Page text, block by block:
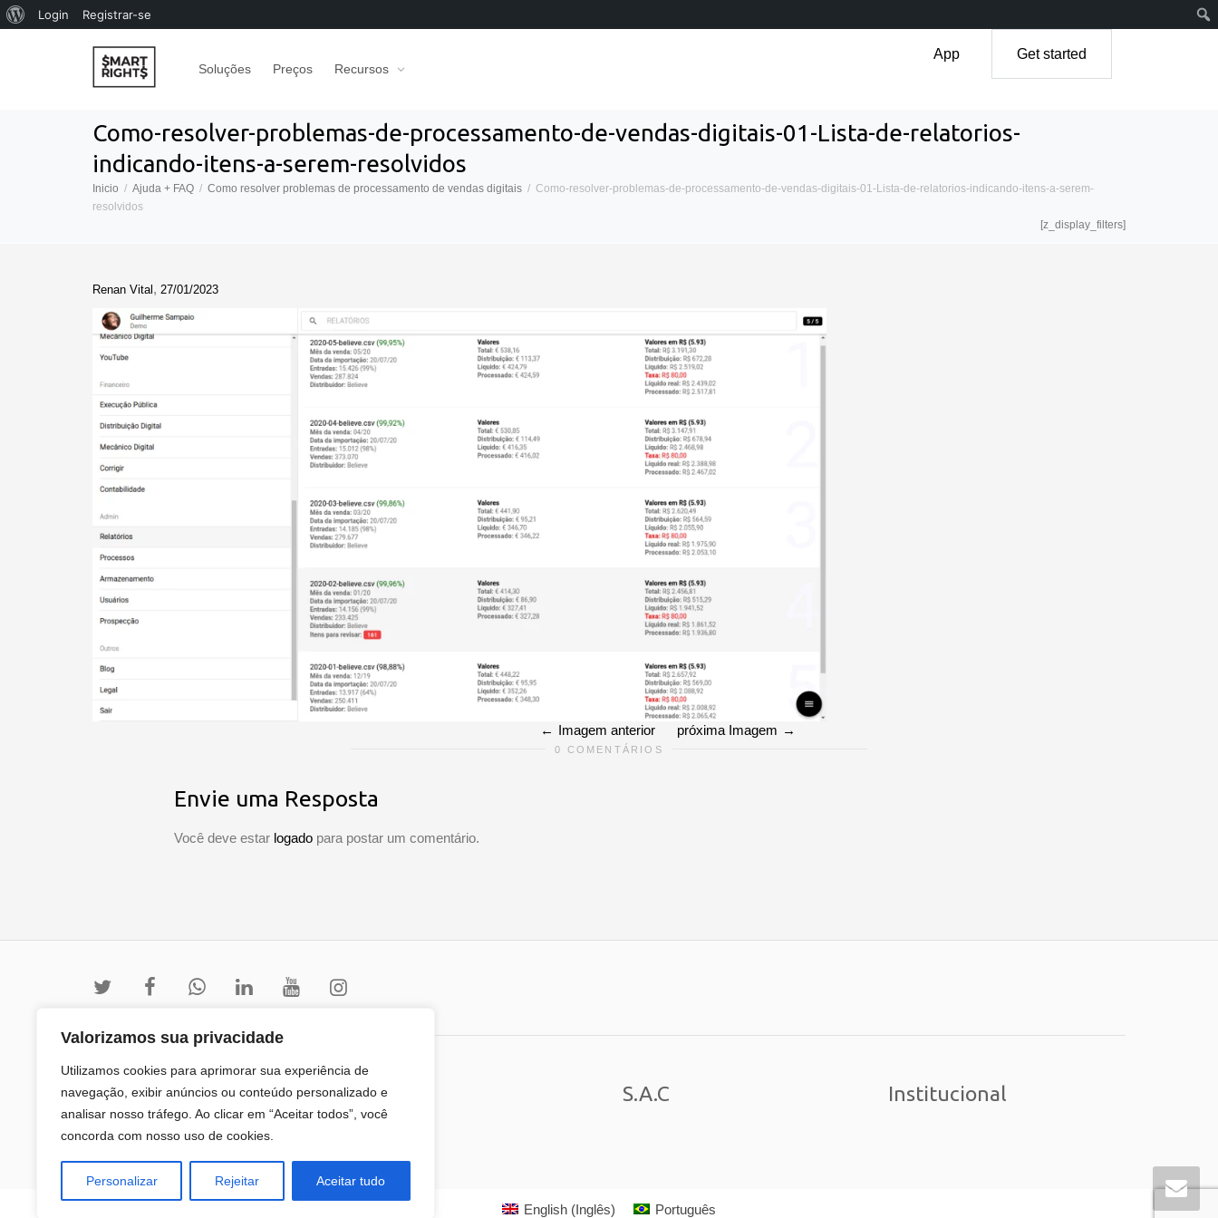
Valorizamos sua privacidade
Utilizamos cookies para aprimorar sua experiência de
navegação, exibir anúncios ou conteúdo personalizado e
analisar nosso tráfego. Ao clicar em “Aceitar todos”, você
concorda com nosso uso de cookies.
Personalizar Rejeitar Aceitar tudo
Soluções Preços Recursos
App Get started
Como-resolver-problemas-de-processamento-de-vendas-digitais-01-Lista-de-relatorios-
indicando-itens-a-serem-resolvidos
Inicio Ajuda + FAQ Como resolver problemas de processamento de vendas digitais
Como-resolver-problemas-de-processamento-de-vendas-digitais-01-Lista-de-relatorios-indicando-itens-a-serem-
resolvidos
[z_display_filters]
Renan Vital , 27/01/2023
Imagem anterior próxima Imagem
0 COMENTÁRIOS
Envie uma Resposta
Você deve estar logado para postar um comentário.
S.A.C Institucional
English (Inglês) Português
Sobre
Login Registrar-se